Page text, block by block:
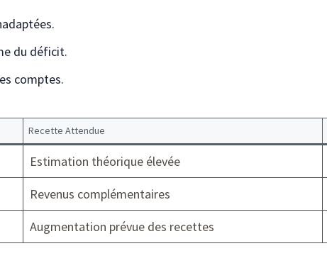
du déficit.
comptes.
Recette Attendue
Estimation théorique élevée
Revenus complémentaires
Augmentation prévue des recettes